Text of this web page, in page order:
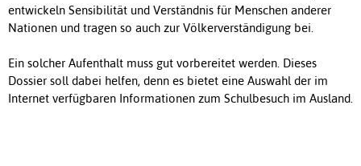
entwickeln Sensibilität und Verständnis für Menschen anderer
Nationen und tragen so auch zur Völkerverständigung bei.
Ein solcher Aufenthalt muss gut vorbereitet werden. Dieses
Dossier soll dabei helfen, denn es bietet eine Auswahl der im
Internet verfügbaren Informationen zum Schulbesuch im Ausland.